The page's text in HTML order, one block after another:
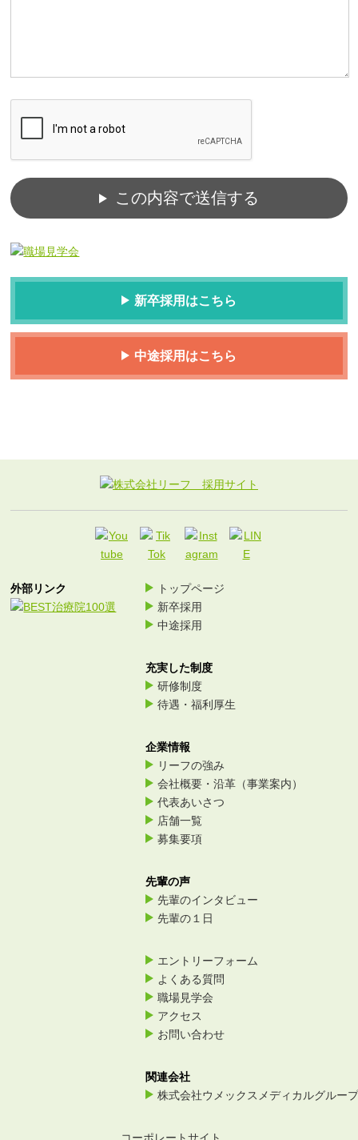
この内容で送信する
新卒採用はこちら
中途採用はこちら
外部リンク
トップページ
新卒採用
中途採用
充実した制度
研修制度
待遇・福利厚生
企業情報
リーフの強み
会社概要・沿革（事業案内）
代表あいさつ
店舗一覧
募集要項
先輩の声
先輩のインタビュー
先輩の１日
エントリーフォーム
よくある質問
職場見学会
アクセス
お問い合わせ
関連会社
株式会社ウメックスメディカルグルー
コーポレートサイト